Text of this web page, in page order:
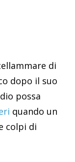
di
dopo il suo
possa
quando un
colpi di